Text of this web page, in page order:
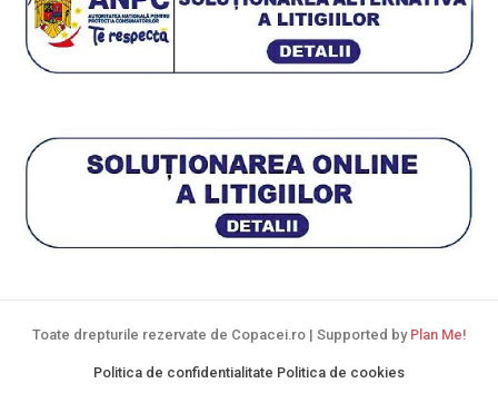
Toate drepturile rezervate de Copacei.ro | Supported by Plan Me!
Politica de confidentialitate Politica de cookies